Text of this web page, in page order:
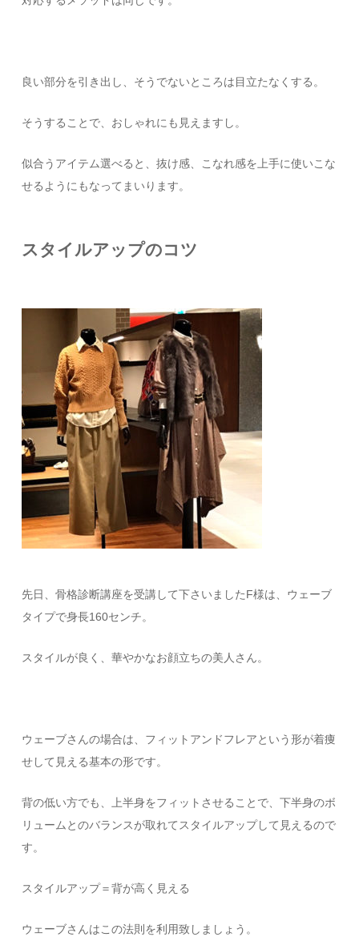
良い部分を引き出し、そうでないところは目立たなくする。
そうすることで、おしゃれにも見えますし。
似合うアイテム選べると、抜け感、こなれ感を上手に使いこな
せるようにもなってまいります。
スタイルアップのコツ
先日、骨格診断講座を受講して下さいましたF様は、ウェーブ
タイプで身長160センチ。
スタイルが良く、華やかなお顔立ちの美人さん。
ウェーブさんの場合は、フィットアンドフレアという形が着痩
せして見える基本の形です。
背の低い方でも、上半身をフィットさせることで、下半身のボ
リュームとのバランスが取れてスタイルアップして見えるので
す。
スタイルアップ＝背が高く見える
ウェーブさんはこの法則を利用致しましょう。